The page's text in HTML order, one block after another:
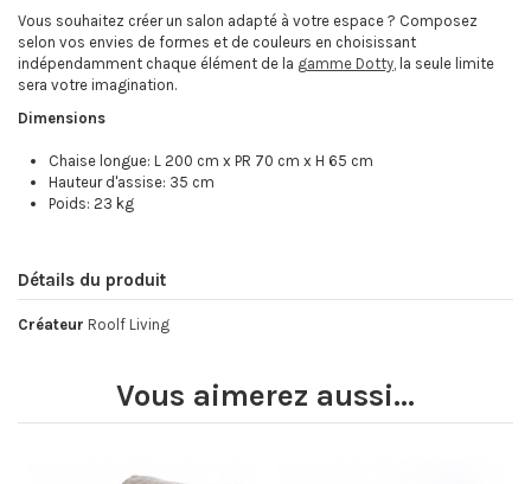
Vous souhaitez créer un salon adapté à votre espace ? Composez
selon vos envies de formes et de couleurs en choisissant
indépendamment chaque élément de la gamme Dotty , la seule limite
sera votre imagination.
Dimensions
Chaise longue: L 200 cm x PR 70 cm x H 65 cm
Hauteur d'assise: 35 cm
Poids: 23 kg
Détails du produit
Créateur Roolf Living
Vous aimerez aussi...